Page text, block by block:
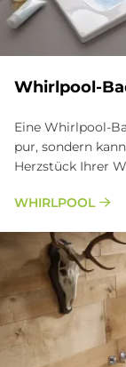
Whirl­pool-
Eine Whirlpool-
pur, sondern
Herzstück Ihrer
WHIRLPOOL